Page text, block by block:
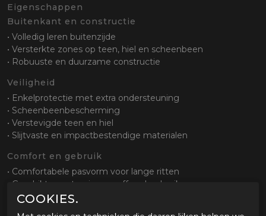
Eigenschappen
Buitenkant en constructie
• Volledig leren buitenzijde
• Versterkte zones op teen, hiel en scheenbeen
• Robuuste en duurzame constructie
Veiligheid
• Enkelprotectie met extra ondersteuning
• Scheenbeenbescherming
• Verstevigde teen en hiel
• Slijtvaste en impactbestendige materialen
Comfort en gebruik
• Comfortabele pasvorm voor lange ritten
• Geschikt voor touring en offroad gebruik
• Goede bewegingsvrijheid ondanks stevige constructie
COOKIES.